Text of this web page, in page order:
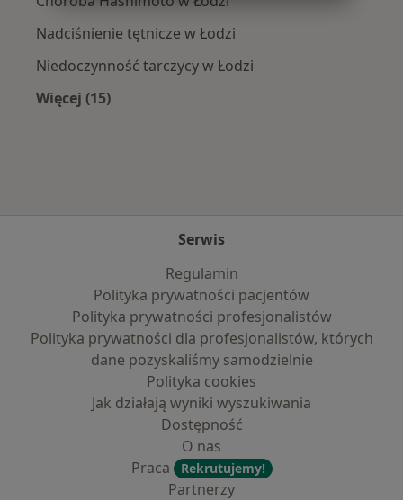
Nadciśnienie tętnicze w Łodzi
Niedoczynność tarczycy w Łodzi
Więcej (15)
Serwis
Regulamin
Polityka prywatności pacjentów
Polityka prywatności profesjonalistów
Polityka prywatności dla profesjonalistów, których
dane pozyskaliśmy samodzielnie
Polityka cookies
Jak działają wyniki wyszukiwania
Dostępność
O nas
Praca
Rekrutujemy!
Partnerzy